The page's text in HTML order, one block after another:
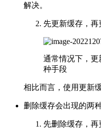
解决。
先更新缓存，再
通常情况下，更
种手段
相比而言，使用更新
删除缓存会出现的两
先删除缓存，再